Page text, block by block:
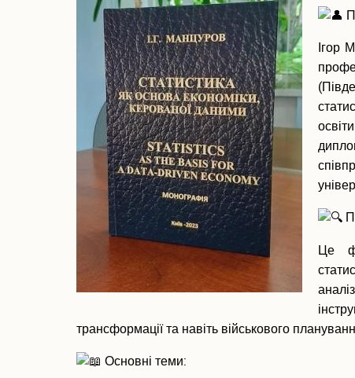
Ігор
Це
трансформації та навіть військового
Основні теми: